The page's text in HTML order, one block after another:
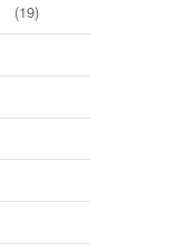
(19)